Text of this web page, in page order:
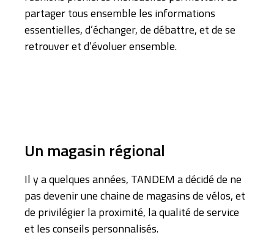
partager tous ensemble les informations
essentielles, d’échanger, de débattre, et de se
retrouver et d’évoluer ensemble.
Un magasin régional
Il y a quelques années, TANDEM a décidé de ne
pas devenir une chaine de magasins de vélos, et
de privilégier la proximité, la qualité de service
et les conseils personnalisés.